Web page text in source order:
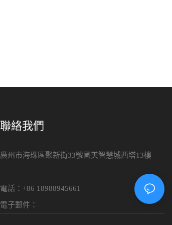
聯絡我們
廣州市海珠區聚新街33號國美智慧城西塔13樓
電話：+86 18988945661
電子郵件：